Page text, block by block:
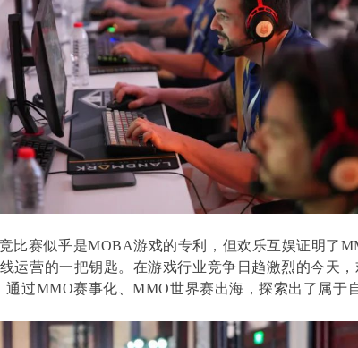
比赛似乎是MOBA游戏的专利，但欢乐互娱证明了
运营的一把钥匙。在游戏行业竞争日趋激烈的今天，
通过MMO赛事化、MMO世界赛出海，探索出了属于